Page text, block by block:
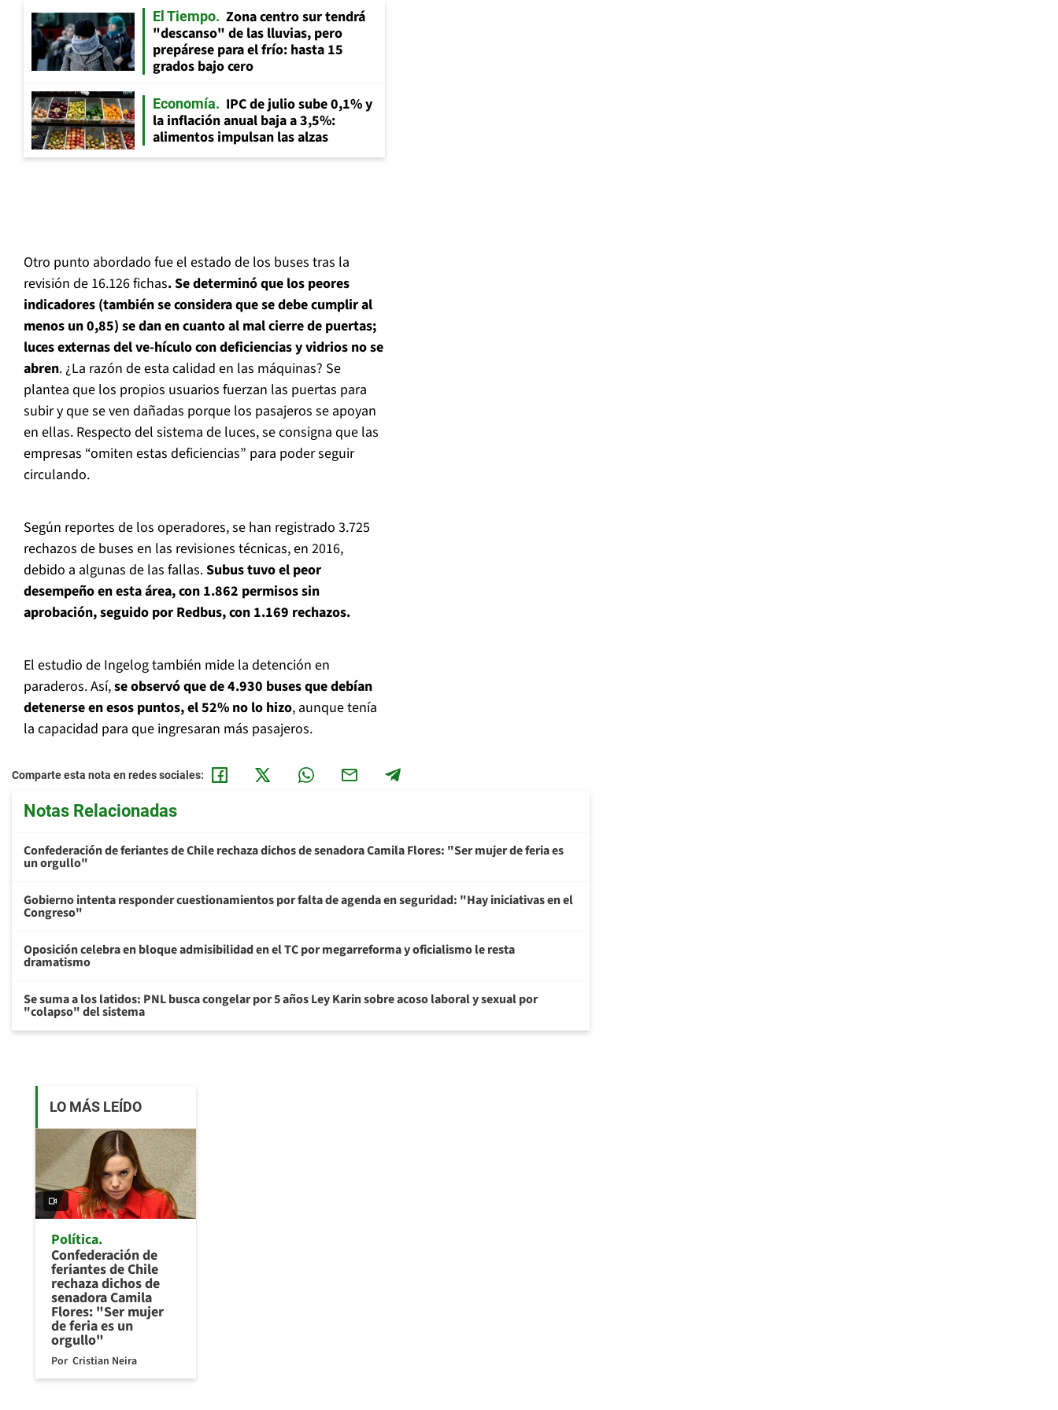
El Tiempo
Zona centro sur tendrá
"descanso" de las lluvias, pero
prepárese para el frío: hasta 15
grados bajo cero
Economía
IPC de julio sube 0,1% y
la inflación anual baja a 3,5%:
alimentos impulsan las alzas
Otro punto abordado fue el estado de los buses tras la
revisión de 16.126 fichas. Se determinó que los peores
indicadores (también se considera que se debe cumplir al
menos un 0,85) se dan en cuanto al mal cierre de puertas;
luces externas del ve-hículo con deficiencias y vidrios no se
abren. ¿La razón de esta calidad en las máquinas? Se
plantea que los propios usuarios fuerzan las puertas para
subir y que se ven dañadas porque los pasajeros se apoyan
en ellas. Respecto del sistema de luces, se consigna que las
empresas “omiten estas deficiencias” para poder seguir
circulando.
Según reportes de los operadores, se han registrado 3.725
rechazos de buses en las revisiones técnicas, en 2016,
debido a algunas de las fallas.Subus tuvo el peor
desempeño en esta área, con 1.862 permisos sin
aprobación, seguido por Redbus, con 1.169 rechazos.
El estudio de Ingelog también mide la detención en
paraderos. Así,se observó que de 4.930 buses que debían
detenerse en esos puntos, el 52% no lo hizo, aunque tenía
la capacidad para que ingresaran más pasajeros.
Comparte esta nota en redes sociales:
Notas Relacionadas
Confederación de feriantes de Chile rechaza dichos de senadora Camila Flores: "Ser mujer de feria es
un orgullo"
Gobierno intenta responder cuestionamientos por falta de agenda en seguridad: "Hay iniciativas en el
Congreso"
Oposición celebra en bloque admisibilidad en el TC por megarreforma y oficialismo le resta
dramatismo
Se suma a los latidos: PNL busca congelar por 5 años Ley Karin sobre acoso laboral y sexual por
"colapso" del sistema
LO MÁS LEÍDO
Política
Confederación de
feriantes de Chile
rechaza dichos de
senadora Camila
Flores: "Ser mujer
de feria es un
orgullo"
Por Cristian Neira